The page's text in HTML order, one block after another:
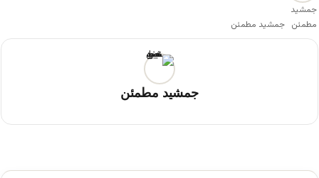
جمشید مطمئن
جمشید مطمئن